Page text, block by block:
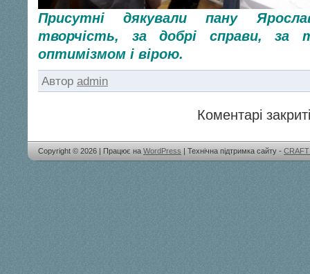
Присутні дякували пану
творчість, за добрі справи, за
оптимізмом і вірою.
Автор admin
Коментарі
Copyright © 2026 | Працює на WordPress | Технічна підтримка сайту -